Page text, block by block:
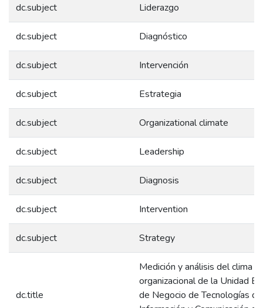
dc.subject Liderazgo
dc.subject Diagnóstico
dc.subject Intervención
dc.subject Estrategia
dc.subject Organizational climate
dc.subject Leadership
dc.subject Diagnosis
dc.subject Intervention
dc.subject Strategy
dc.title
Medición y análisis del clima
organizacional de la Unidad
de Negocio de Tecnologías